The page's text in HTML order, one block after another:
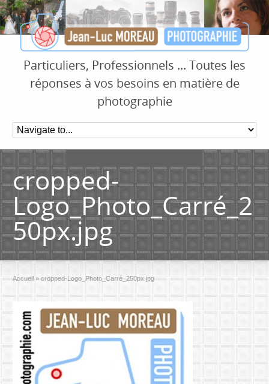
Particuliers, Professionnels ... Toutes les
réponses à vos besoins en matière de
photographie
cropped-
Logo_Photo_Carré_2
50px.jpg
Accueil » cropped-Logo_Photo_Carré_250px.jpg